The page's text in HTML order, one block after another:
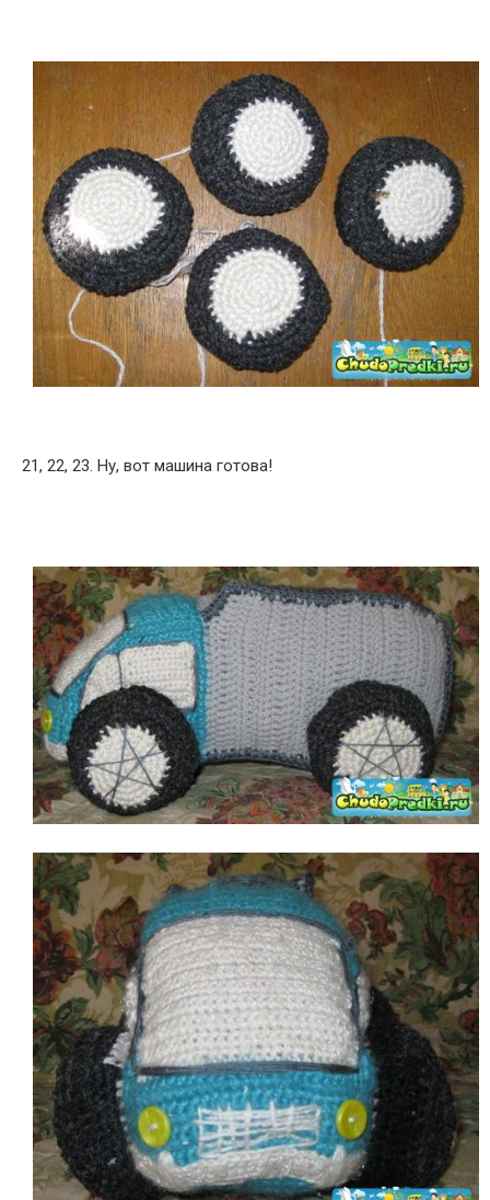
21, 22, 23. Ну, вот машина готова!